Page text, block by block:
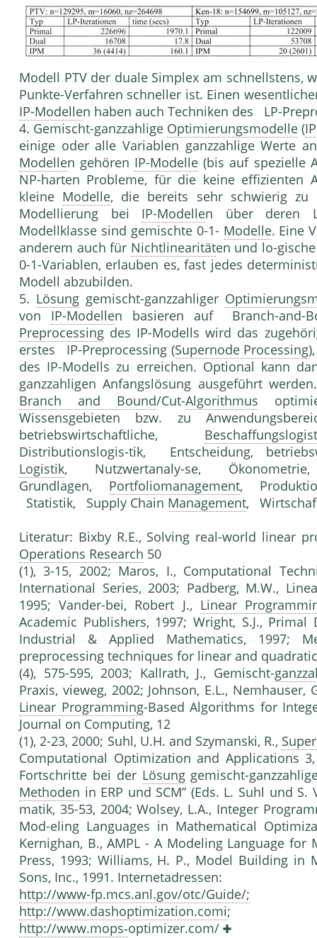
Modell PTV der duale Simplex am schnellstens,
Punkte-Verfahren schneller ist. Einen
IP-Modellen haben auch Techniken des LP-
4. Gemischt-ganzzahlige Optimierungsmodelle (
einige oder alle Variablen ganzzahlige Werte
Modellen gehören IP-Modelle (bis auf spezielle
NP-harten Probleme, für die keine effizienten
kleine Modelle, die bereits sehr schwierig
Modellierung bei IP-Modellen über deren
Modellklasse sind gemischte 0-1- Modelle. Eine
anderem auch für Nichtlinearitäten und lo-
0-1-Variablen, erlauben es, fast jedes
Modell abzubilden.
5. Lösung gemischt-ganzzahliger
von IP-Modellen basieren auf Branch-and-
Preprocessing des IP-Modells wird das
erstes IP-Preprocessing (Supernode Processing
des IP-Modells zu erreichen. Optional kann
ganzzahligen Anfangslösung ausgeführt
Branch and Bound/Cut-Algorithmus
Wissensgebieten bzw. zu
betriebswirtschaftliche,
Distributionslogis-tik, Entscheidung,
Logistik, Nutzwertanaly-se,
Grundlagen, Portfoliomanagement,
Statistik, Supply Chain Management,
Literatur: Bixby R.E., Solving real-world linear
Operations Research 50
(1), 3-15, 2002; Maros, I., Computational
International Series, 2003; Padberg, M.W.,
1995; Vander-bei, Robert J., Linear
Academic Publishers, 1997; Wright, S.J.,
Industrial & Applied Mathematics, 1997;
preprocessing techniques for linear and
(4), 575-595, 2003; Kallrath, J., Gemischt-
Praxis, vieweg, 2002; Johnson, E.L.,
Linear Programming-Based Algorithms for
Journal on Computing, 12
(1), 2-23, 2000; Suhl, U.H. and Szymanski, R.,
Computational Optimization and Applications
Fortschritte bei der Lösunggemischt-
Methoden in ERP und SCM” (Eds. L. Suhl und S.
matik, 35-53, 2004; Wolsey, L.A., Integer
Mod-eling Languages in Mathematical
Kernighan, B., AMPL - A Modeling Language
Press, 1993; Williams, H. P., Model Building in
Sons, Inc., 1991.
http://www-fp.mcs.anl.gov/otc/Guide/;
http://www.dashoptimization.comi
http://www.mops‑optimizer.com/